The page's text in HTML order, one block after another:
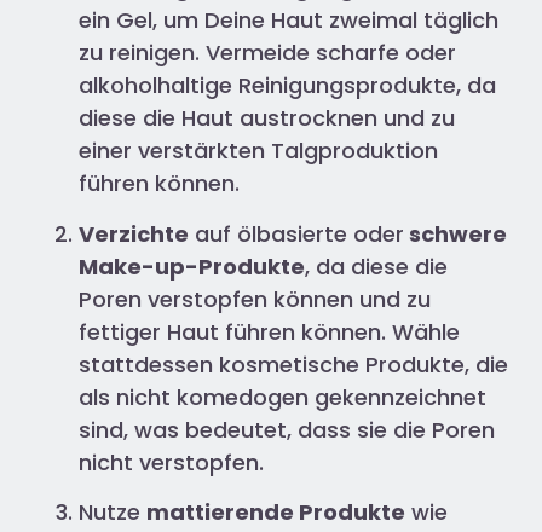
ein Gel, um Deine Haut zweimal täglich
zu reinigen. Vermeide scharfe oder
alkoholhaltige Reinigungsprodukte, da
diese die Haut austrocknen und zu
einer verstärkten Talgproduktion
führen können.
Verzichte auf ölbasierte oder schwere
Make-up-Produkte, da diese die
Poren verstopfen können und zu
fettiger Haut führen können. Wähle
stattdessen kosmetische Produkte, die
als nicht komedogen gekennzeichnet
sind, was bedeutet, dass sie die Poren
nicht verstopfen.
Nutze mattierende Produkte wie